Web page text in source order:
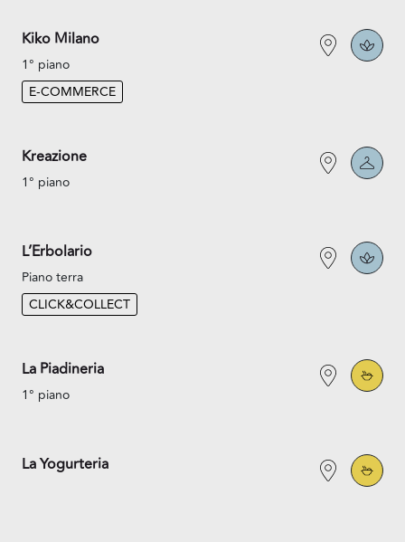
Kiko Milano
1° piano
E-COMMERCE
Kreazione
1° piano
L’Erbolario
Piano terra
CLICK&COLLECT
La Piadineria
1° piano
La Yogurteria